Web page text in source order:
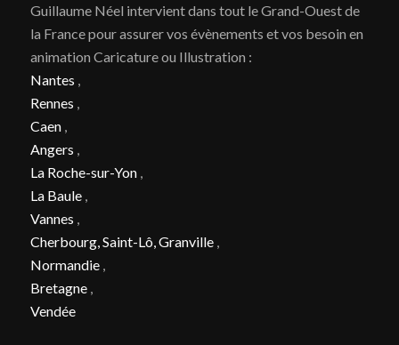
Guillaume Néel intervient dans tout le Grand-Ouest de
la France pour assurer vos évènements et vos besoin en
animation Caricature ou Illustration :
Nantes ,
Rennes ,
Caen,
Angers ,
La Roche-sur-Yon,
La Baule,
Vannes ,
Cherbourg, Saint-Lô, Granville,
Normandie,
Bretagne,
Vendée